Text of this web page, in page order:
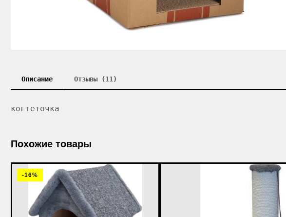
Описание Отзывы (11)
когтеточка
Похожие товары
-16%